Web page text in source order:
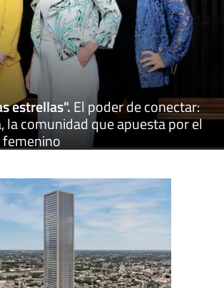
estrellas".El poder de conectar:
la comunidad que apuesta por el